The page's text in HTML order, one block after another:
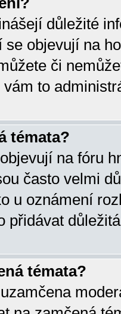
důležité
objevují na
či
to
témata?
na fóru
často velmi
u oznámení
přidávat
témata?